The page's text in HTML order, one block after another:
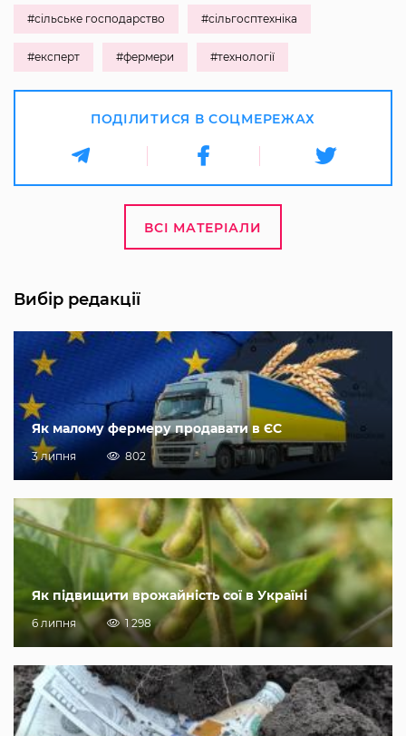
#сільське господарство #сільгосптехніка
#експерт #фермери #технології
ПОДІЛИТИСЯ В СОЦМЕРЕЖАХ
ВСІ МАТЕРІАЛИ
Вибір редакції
Як малому фермеру продавати в ЄС
3 липня 802
Як підвищити врожайність сої в Україні
6 липня 1 298